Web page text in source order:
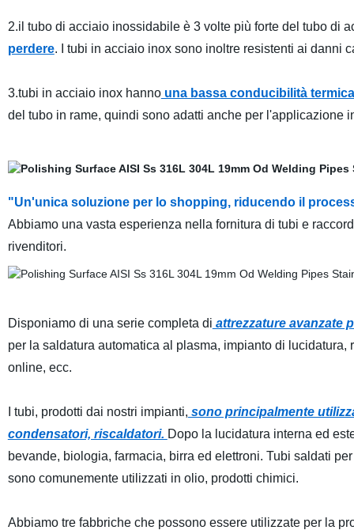
2.il tubo di acciaio inossidabile è 3 volte più forte del tubo di
perdere. I tubi in acciaio inox sono inoltre resistenti ai danni
3.tubi in acciaio inox hannouna bassa conducibilità termica
del tubo in rame, quindi sono adatti anche per l'applicazione
"Un'unica soluzione per lo shopping, riducendo il
Abbiamo una vasta esperienza nella fornitura di tubi e
rivenditori.
Disponiamo di una serie completa di attrezzature avanzate
per la saldatura automatica al plasma, impianto di
online, ecc.
I tubi, prodotti dai nostri impianti, sono principalmente
condensatori, riscaldatori. Dopo la lucidatura interna ed
bevande, biologia, farmacia, birra ed elettroni. Tubi saldati
sono comunemente utilizzati in olio, prodotti chimici.
Abbiamo tre fabbriche che possono essere utilizzate per la